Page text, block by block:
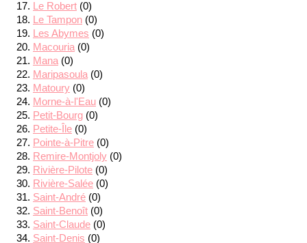
Le Robert (0)
Le Tampon (0)
Les Abymes (0)
Macouria (0)
Mana (0)
Maripasoula (0)
Matoury (0)
Morne-à-l'Eau (0)
Petit-Bourg (0)
Petite-Île (0)
Pointe-à-Pitre (0)
Remire-Montjoly (0)
Rivière-Pilote (0)
Rivière-Salée (0)
Saint-André (0)
Saint-Benoît (0)
Saint-Claude (0)
Saint-Denis (0)